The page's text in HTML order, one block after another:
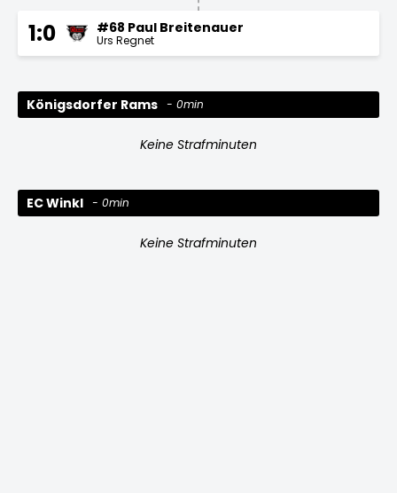
1:0 #68 Paul Breitenauer
Urs Regnet
Königsdorfer Rams 0min
Keine Strafminuten
EC Winkl 0min
Keine Strafminuten